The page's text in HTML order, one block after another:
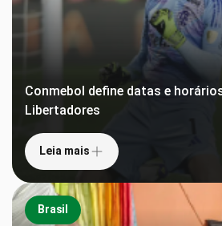
Conmebol define datas e
Libertadores
Leia mais
Brasil